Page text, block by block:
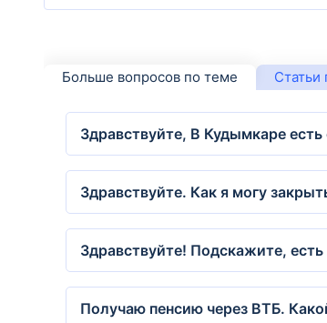
Больше вопросов по теме Статьи
Здравствуйте, В Кудымкаре
Здравствуйте. Как я могу
Здравствуйте! Подскажите,
Получаю пенсию через ВТБ.